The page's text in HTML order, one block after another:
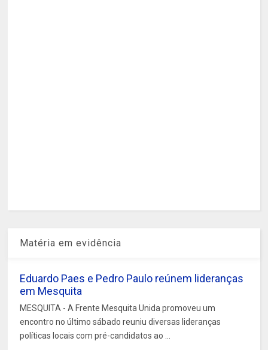
Matéria em evidência
Eduardo Paes e Pedro Paulo reúnem lideranças
em Mesquita
MESQUITA - A Frente Mesquita Unida promoveu um
encontro no último sábado reuniu diversas lideranças
políticas locais com pré-candidatos ao ...